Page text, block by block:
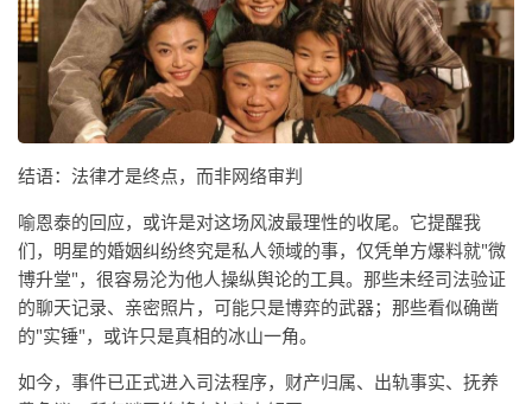
结语：法律才是终点，而非网络审判
喻恩泰的回应，或许是对这场风波最理性的收尾。它提醒我
们，明星的婚姻纠纷终究是私人领域的事，仅凭单方爆料就"微
博升堂"，很容易沦为他人操纵舆论的工具。那些未经司法验证
的聊天记录、亲密照片，可能只是博弈的武器；那些看似确凿
的"实锤"，或许只是真相的冰山一角。
如今，事件已正式进入司法程序，财产归属、出轨事实、抚养